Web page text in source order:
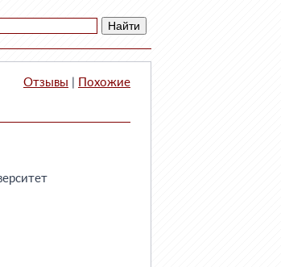
Отзывы Похожие